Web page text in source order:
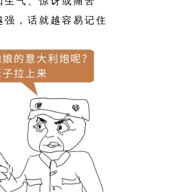
强，话就越容易记住